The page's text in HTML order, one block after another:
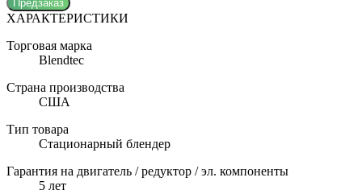
Предзаказ
ХАРАКТЕРИСТИКИ
Торговая марка
Blendtec
Страна производства
США
Тип товара
Стационарный блендер
Гарантия на двигатель / редуктор / эл. компоненты
5 лет